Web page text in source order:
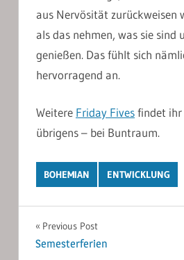
aus Nervösität zurückweisen
als das nehmen, was sie sind
genießen. Das fühlt sich
hervorragend an.
Weitere Friday Fivesfindet ihr
übrigens – bei Buntraum.
BOHEMIAN ENTWICKLUNG
Post
Previous Post
Semesterferien